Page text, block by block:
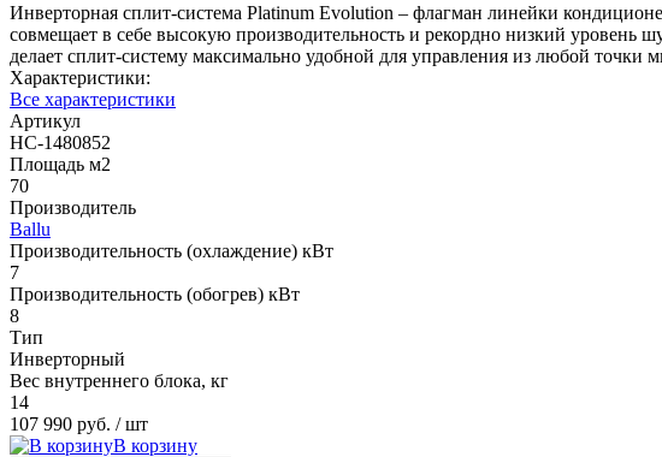
Инверторная сплит-система Platinum Evolution – флагман линейки
совмещает в себе высокую производительность и рекордно низкий
делает сплит-систему максимально удобной для управления из любой точки
Характеристики:
Все характеристики
Артикул
НС-1480852
Площадь м2
70
Производитель
Ballu
Производительность (охлаждение) кВт
7
Производительность (обогрев) кВт
8
Тип
Инверторный
Вес внутреннего блока, кг
14
107 990 руб. / шт
В корзину